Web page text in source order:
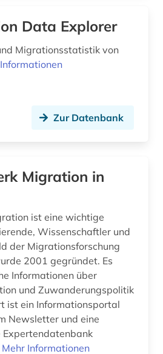
vereinte nationen (1)
versammlungsfreiheit (1)
wissenschaftler (1)
(2)
österreich-ungarn (1)
Data Explorer
Migrationsstatistik von
Zur Datenbank
Migration in
ist eine wichtige
Wissenschaftler und
der Migrationsforschung
2001 gegründet. Es
Informationen über
und Zuwanderungspolitik
ist ein Informationsportal
Newsletter und eine
Mehr Informationen